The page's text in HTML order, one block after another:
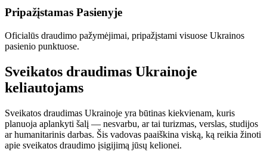
Pripažįstamas Pasienyje
Oficialūs draudimo pažymėjimai, pripažįstami visuose Ukrainos
pasienio punktuose.
Sveikatos draudimas Ukrainoje
keliautojams
Sveikatos draudimas Ukrainoje yra būtinas kiekvienam, kuris
planuoja aplankyti šalį — nesvarbu, ar tai turizmas, verslas, studijos
ar humanitarinis darbas. Šis vadovas paaiškina viską, ką reikia žinoti
apie sveikatos draudimo įsigijimą jūsų kelionei.